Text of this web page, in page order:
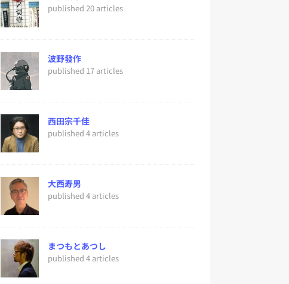
published 20 articles
波野發作
published 17 articles
西田宗千佳
published 4 articles
大西寿男
published 4 articles
まつもとあつし
published 4 articles